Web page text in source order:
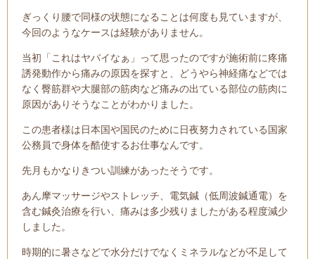
ぎっくり腰で同様の状態になることは何度も見ていますが、
今回のようなケースは経験がありません。
当初「これはヤバイなぁ」って思ったのですが施術前に疼痛
誘発動作から痛みの原因を探すと、どうやら神経痛などでは
なく臀筋群や大腿部の筋肉など痛みの出ている部位の筋肉に
原因がありそうなことがわかりました。
この患者様は日本国や国民のために日夜努力されている国家
公務員で身体を酷使するお仕事なんです。
先月もかなりきつい訓練があったそうです。
あん摩マッサージやストレッチ、電気鍼（低周波鍼通電）を
含む鍼灸治療を行い、痛みは多少残りましたがある程度減少
しました。
時期的に暑さなどで水分だけでなくミネラルなどが不足して